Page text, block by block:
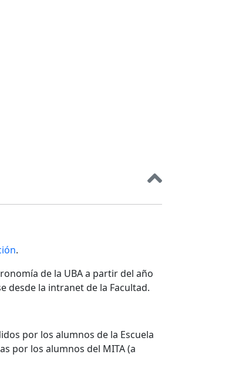
.
de la UBA a partir del año
desde la intranet de la Facultad.
por los alumnos de la Escuela
por los alumnos del MITA (a